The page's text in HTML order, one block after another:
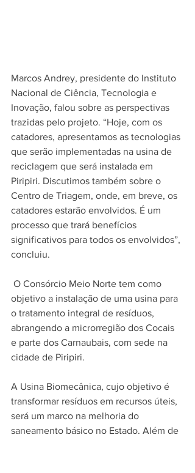
Marcos Andrey, presidente do Instituto
Nacional de Ciência, Tecnologia e
Inovação, falou sobre as perspectivas
trazidas pelo projeto. “Hoje, com os
catadores, apresentamos as tecnologias
que serão implementadas na usina de
reciclagem que será instalada em
Piripiri. Discutimos também sobre o
Centro de Triagem, onde, em breve, os
catadores estarão envolvidos. É um
processo que trará benefícios
significativos para todos os envolvidos”,
concluiu.
objetivo a instalação de uma usina para
o tratamento integral de resíduos,
abrangendo a microrregião dos Cocais
e parte dos Carnaubais, com sede na
cidade de Piripiri.
A Usina Biomecânica, cujo objetivo é
transformar resíduos em recursos úteis,
será um marco na melhoria do
saneamento básico no Estado. Além de